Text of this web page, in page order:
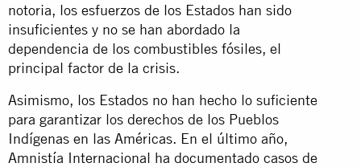
notoria, los esfuerzos de los Estados han sido
insuficientes y no se han abordado la
dependencia de los combustibles fósiles, el
principal factor de la crisis.
Asimismo, los Estados no han hecho lo suficiente
para garantizar los derechos de los Pueblos
Indígenas en las Américas. En el último año,
Amnistía Internacional ha documentado casos de